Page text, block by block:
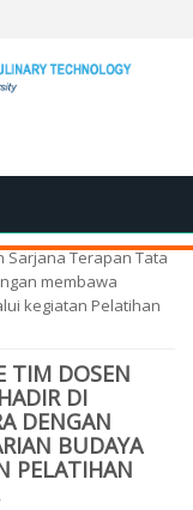
Sarjana Terapan Tata
membawa
kegiatan Pelatihan
TIM DOSEN
DI
DENGAN
BUDAYA
PELATIHAN